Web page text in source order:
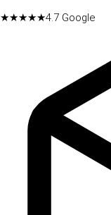
★★★★★4.7 Google